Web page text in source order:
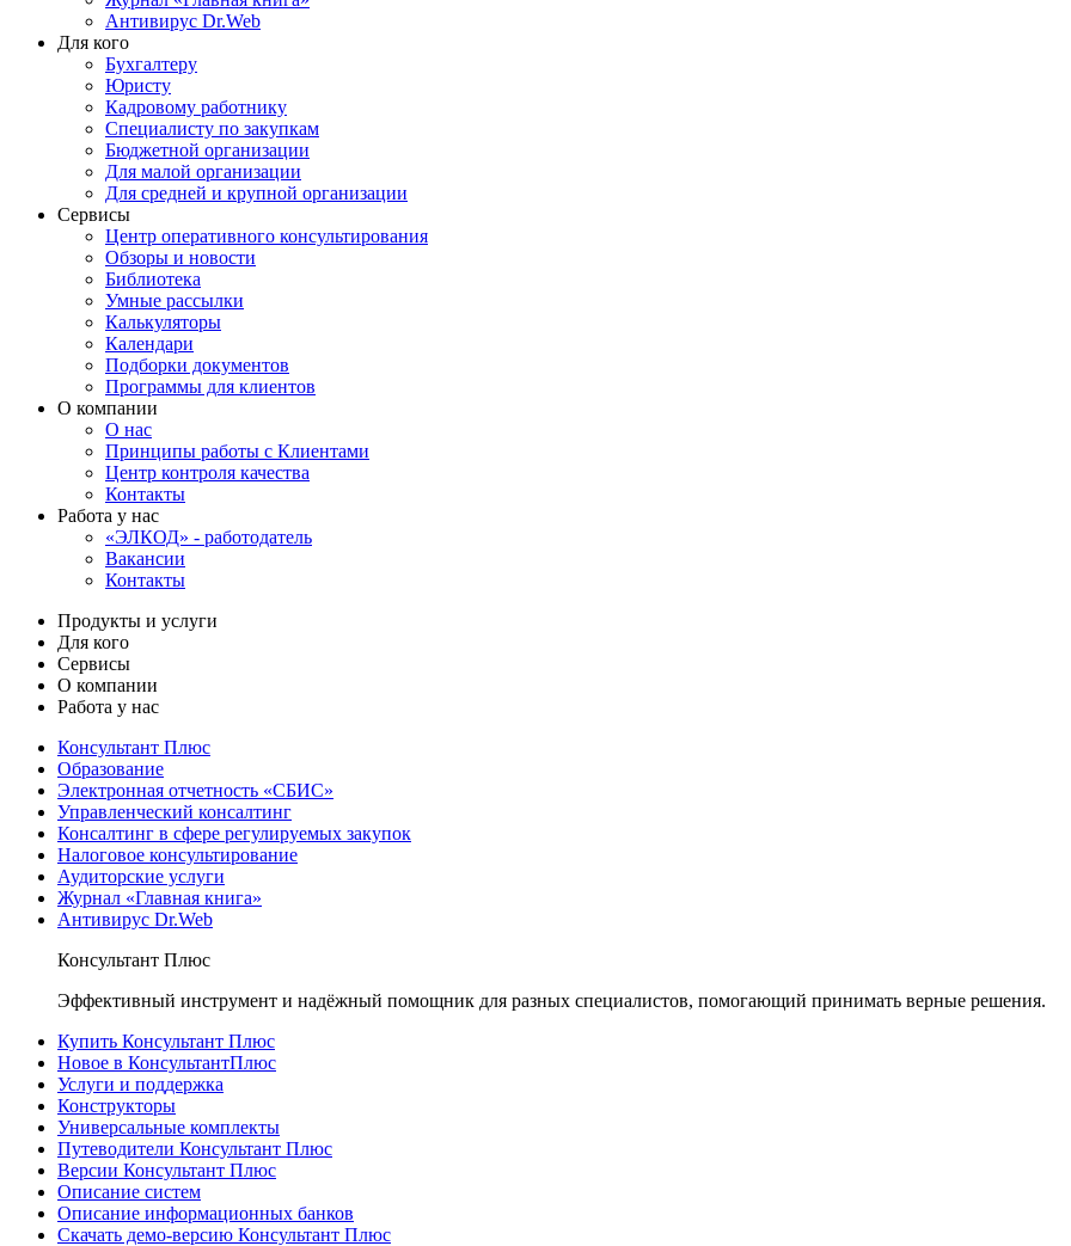
Антивирус Dr.Web
Для кого
Бухгалтеру
Юристу
Кадровому работнику
Специалисту по закупкам
Бюджетной организации
Для малой организации
Для средней и крупной организации
Сервисы
Центр оперативного консультирования
Обзоры и новости
Библиотека
Умные рассылки
Калькуляторы
Календари
Подборки документов
Программы для клиентов
О компании
О нас
Принципы работы с Клиентами
Центр контроля качества
Контакты
Работа у нас
«ЭЛКОД» - работодатель
Вакансии
Контакты
Продукты и услуги
Для кого
Сервисы
О компании
Работа у нас
Консультант Плюс
Образование
Электронная отчетность «СБИС»
Управленческий консалтинг
Консалтинг в сфере регулируемых закупок
Налоговое консультирование
Аудиторские услуги
Журнал «Главная книга»
Антивирус Dr.Web
Консультант Плюс
Эффективный инструмент и надёжный помощник для разных специалистов, помогающий принимать верные решения.
Купить Консультант Плюс
Новое в КонсультантПлюс
Услуги и поддержка
Конструкторы
Универсальные комплекты
Путеводители Консультант Плюс
Версии Консультант Плюс
Описание систем
Описание информационных банков
Скачать демо-версию Консультант Плюс